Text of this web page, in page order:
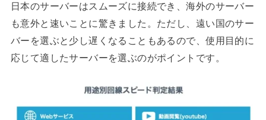
日本のサーバーはスムーズに接続でき、海外のサーバー
も意外と速いことに驚きました。ただし、遠い国のサー
バーを選ぶと少し遅くなることもあるので、使用目的に
応じて適したサーバーを選ぶのがポイントです。